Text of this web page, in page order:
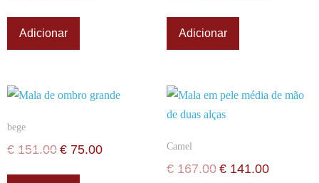
Adicionar Adicionar
bege
€ 151.00 € 75.00 Camel
€ 167.00 € 141.00